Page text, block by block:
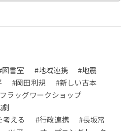
図書室 #地域連携
#地震
#岡田利規
#新しい古本
ラッグワークショップ
える
#行政連携
#長坂常